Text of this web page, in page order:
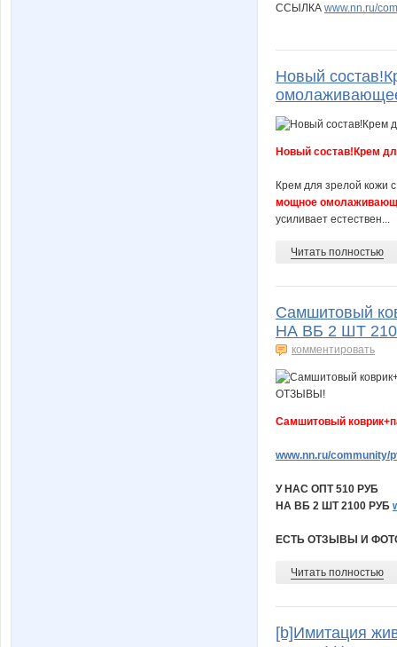
ССЫЛКА www.nn.ru/
Новый
Новый состав!Крем
Крем для зрелой кожи
мощное
усиливает естествен...
Читать полностью
Самшитовый
НА ВБ 2 ШТ
комментировать
Самшитовый
www.nn.ru/community/
У НАС ОПТ 510 РУБ
НА ВБ 2 ШТ 2100 РУБ
ЕСТЬ ОТЗЫВЫ И
Читать полностью
[b]Имитация